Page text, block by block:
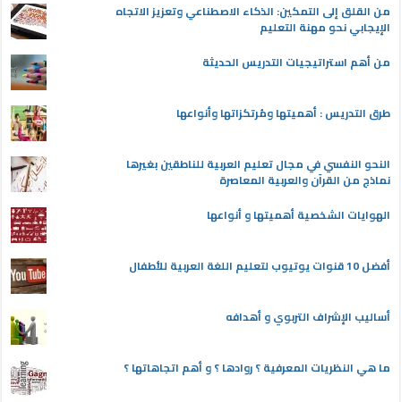
من القلق إلى التمكين: الذكاء الاصطناعي وتعزيز الاتجاه
الإيجابي نحو مهنة التعليم
من أهم استراتيجيات التدريس الحديثة
طرق التدريس : أهميتها ومُرتكزاتها وأنواعها
النحو النفسي في مجال تعليم العربية للناطقين بغيرها
نماذج من القرآن والعربية المعاصرة
الهوايات الشخصية أهميتها و أنواعها
أفضل 10 قنوات يوتيوب لتعليم اللغة العربية للأطفال
أساليب الإشراف التربوي و أهدافه
ما هي النظريات المعرفية ؟ روادها ؟ و أهم اتجاهاتها ؟